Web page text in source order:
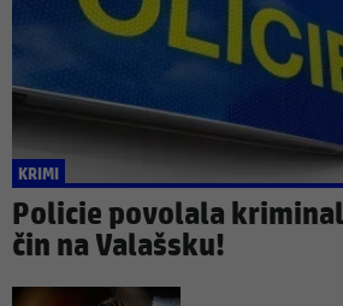
KRIMI
Policie povolala
čin na Valašsku!